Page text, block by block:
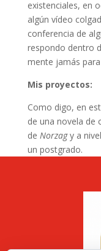
existenciales, en
algún vídeo
conferencia de
respondo dentro
mente jamás
Mis proyectos:
Como digo, en
de una novela de
de Norzagy a
un postgrado.